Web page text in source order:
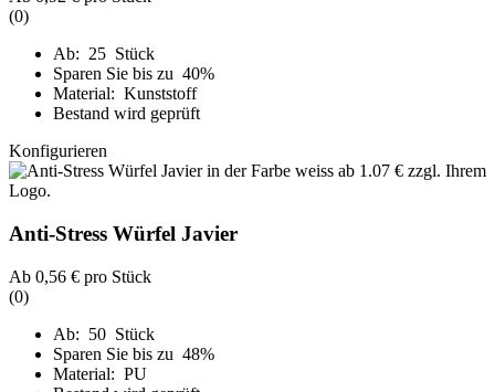
(0)
Ab: 25 Stück
Sparen Sie bis zu 40%
Material: Kunststoff
Bestand wird geprüft
Konfigurieren
Anti-Stress Würfel Javier
Ab 0,56 € pro Stück
(0)
Ab: 50 Stück
Sparen Sie bis zu 48%
Material: PU